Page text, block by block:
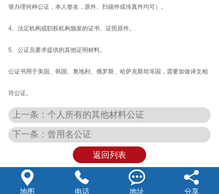
谁办理何种公证，本人签名，原件、扫描件或传真件均可）。
4、法定机构或职权机构颁发的证书、证照原件。
5、公证员要求提供的其他证明材料。
公证书用于美国、韩国、奥地利、俄罗斯、哈萨克斯坦等国，需要加做译文相
符公证。
上一条：个人所有的其他材料公证
下一条：曾用名公证
返回列表

地图

电话

地址

分享